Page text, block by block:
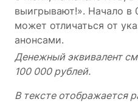
выигрывают!». Начало
может отличаться от
анонсами.
Денежный эквивалент
100 000 рублей.
В тексте отображается